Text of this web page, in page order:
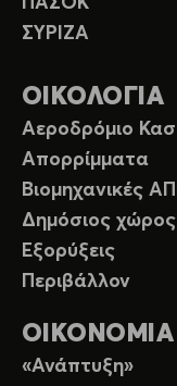
ΣΥΡΙΖΑ
ΟΙΚΟΛΟΓΙΑ
Αεροδρόμιο
Απορρίμματα
Βιομηχανικές
Δημόσιος χώρος
Εξορύξεις
Περιβάλλον
ΟΙΚΟΝΟΜΙΑ
«Ανάπτυξη»